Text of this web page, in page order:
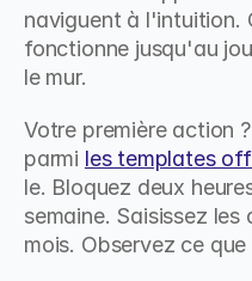
naviguent à l'intuition.
fonctionne jusqu'au
le mur.
Votre première action
parmi les templates
le. Bloquez deux
semaine. Saisissez les
mois. Observez ce